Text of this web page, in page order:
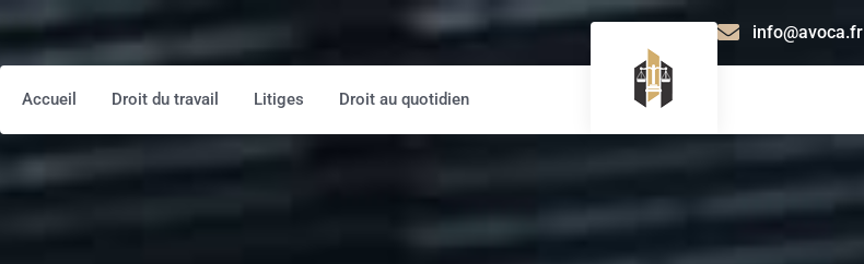
Accueil Droit du travail Litiges Droit au quotidien
info@avoca.fr